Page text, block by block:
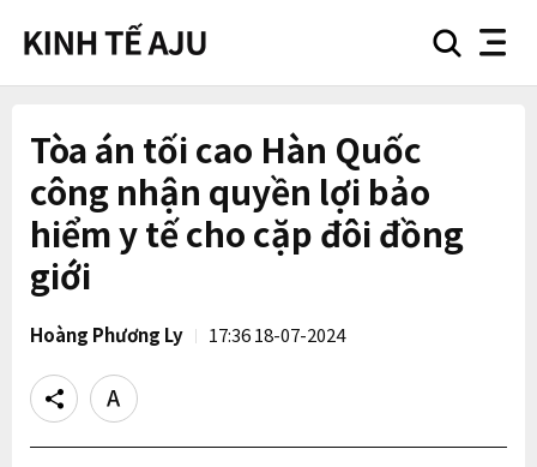
searchnav
Tòa án tối cao Hàn Quốc
công nhận quyền lợi bảo
hiểm y tế cho cặp đôi đồng
giới
Hoàng Phương Ly 17:36 18-07-2024
Share
Text
size